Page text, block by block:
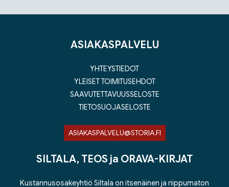
ASIAKASPALVELU
YHTEYSTIEDOT
YLEISET TOIMITUSEHDOT
SAAVUTETTAVUUSSELOSTE
TIETOSUOJASELOSTE
ASIAKASPALVELU@STORIA.FI
SILTALA, TEOS ja ORAVA-KIRJAT
Kustannusosakeyhtiö Siltala on itsenäinen ja riippumaton